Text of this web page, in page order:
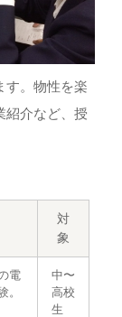
す。物性を楽
紹介など、授
対
象
電
。
中〜
高校
生